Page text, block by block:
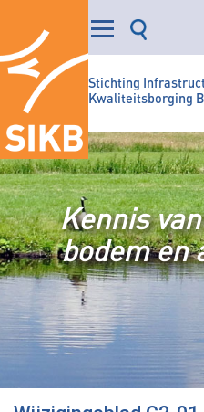
Stichting
Kwaliteitsborging
Kennis
bodem en